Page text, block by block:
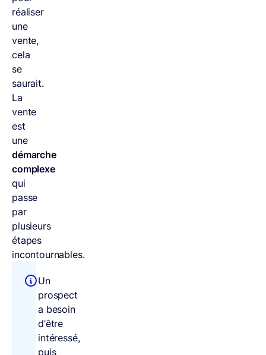
réaliser
une
vente,
cela
se
saurait.
La
vente
est
une
démarche
complexe
qui
passe
par
plusieurs
étapes
incontournables.
Un
prospect
a besoin
d’être
intéressé,
puis